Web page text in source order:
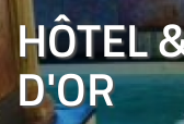
HÔTEL
D'OR